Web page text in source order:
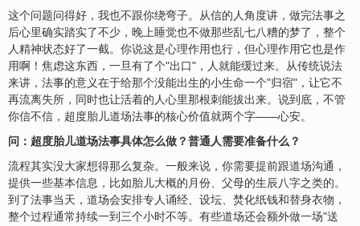
这个问题问得好，我也不跟你绕弯子。从信的人角度讲，做完法事之
后心里确实踏实了不少，晚上睡觉也不做那些乱七八糟的梦了，整个
人精神状态好了一截。你说这是心理作用也行，但心理作用它也是作
用啊！焦虑这东西，一旦有了个"出口"，人就能缓过来。从传统说法
来讲，法事的意义在于给那个没能出生的小生命一个"归宿"，让它不
再流离失所，同时也让活着的人心里那根刺能拔出来。说到底，不管
你信不信，超度胎儿道场法事的核心价值就两个字——心安。
问：超度胎儿道场法事具体怎么做？普通人需要准备什么？
流程其实没大家想得那么复杂。一般来说，你需要提前跟道场沟通，
提供一些基本信息，比如胎儿大概的月份、父母的生辰八字之类的。
到了法事当天，道场会安排专人诵经、设坛、焚化纸钱和替身衣物，
整个过程通常持续一到三个小时不等。有些道场还会额外做一场"送